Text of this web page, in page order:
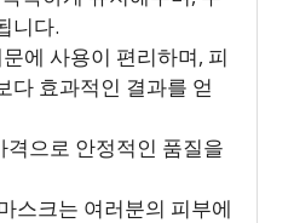
니다.
에 사용이 편리하며, 피
다 효과적인 결과를 얻
격으로 안정적인 품질을
스크는 여러분의 피부에